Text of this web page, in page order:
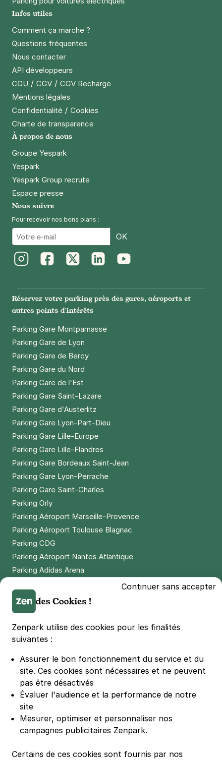
Infos utiles
Comment ça marche ?
Questions fréquentes
Nous contacter
API développeurs
CGU / CGV / CGV Recharge
Mentions légales
Confidentialité / Cookies
Charte de transparence
À propos de nous
Groupe Yespark
Yespark
Yespark Group recrute
Espace presse
Nous suivre
Pour recevoir nos bons plans :
OK
Réservez votre parking près des gares, aéroports et
autres points d'intérêts
Parking Gare Montparnasse
Parking Gare de Lyon
Parking Gare de Bercy
Parking Gare du Nord
Parking Gare de l'Est
Parking Gare Saint-Lazare
Parking Gare d'Austerlitz
Parking Gare Lyon-Part-Dieu
Parking Gare Lille-Europe
Parking Gare Lille-Flandres
Parking Gare Bordeaux Saint-Jean
Parking Gare Lyon-Perrache
Parking Gare Saint-Charles
Parking Orly
Parking Aéroport Marseille-Provence
Parking Aéroport Toulouse Blagnac
Parking CDG
Parking Aéroport Nantes Atlantique
Parking Adidas Arena
Parking LDLC Arena
Parking Stade Pierre Mauroy
Parking Groupama Stadium
Parking Vélodrome
Parking Bercy
Parking La Défense Arena
Parking Les 4 temps
Parking Nation
Parking Porte de Versailles
Parking Lille Grand Palais
Parking Casino Barrière Lille
Continuer sans accepter
des Cookies !
Zenpark utilise des cookies pour les finalités
suivantes :
Assurer le bon fonctionnement du service et du
site. Ces cookies sont nécessaires et ne peuvent
pas être désactivés
Évaluer l'audience et la performance de notre
site
Mesurer, optimiser et personnaliser nos
campagnes publicitaires Zenpark.
Certains de ces cookies sont fournis par nos